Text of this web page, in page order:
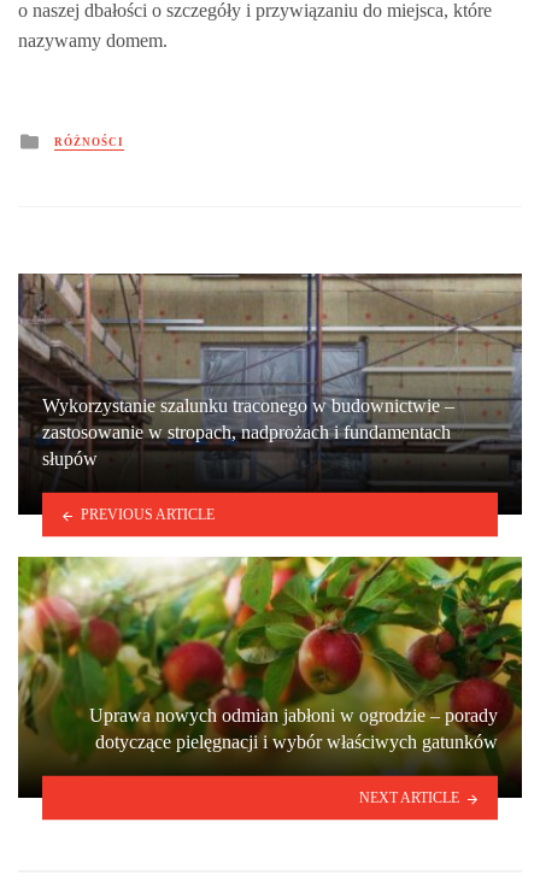
o naszej dbałości o szczegóły i przywiązaniu do miejsca, które
nazywamy domem.
Posted
RÓŻNOŚCI
Wykorzystanie szalunku traconego w budownictwie –
zastosowanie w stropach, nadprożach i fundamentach
słupów
PREVIOUS ARTICLE
Uprawa nowych odmian jabłoni w ogrodzie – porady
dotyczące pielęgnacji i wybór właściwych gatunków
NEXT ARTICLE